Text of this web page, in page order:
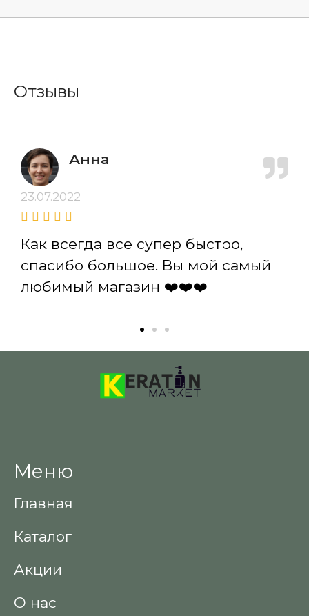
Отзывы
Анна
23.07.2022
Как всегда все супер быстро,
спасибо большое. Вы мой самый
любимый магазин ❤️❤️❤️
Меню
Главная
Каталог
Акции
О нас